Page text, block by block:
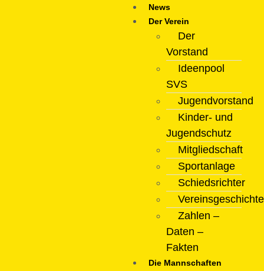
News
Der Verein
Der
Vorstand
Ideenpool
SVS
Jugendvorstand
Kinder- und
Jugendschutz
Mitgliedschaft
Sportanlage
Schiedsrichter
Vereinsgeschichte
Zahlen –
Daten –
Fakten
Die Mannschaften